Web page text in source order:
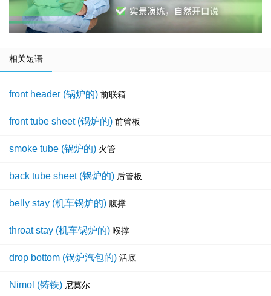
相关短语
front header (锅炉的) 前联箱
front tube sheet (锅炉的) 前管板
smoke tube (锅炉的) 火管
back tube sheet (锅炉的) 后管板
belly stay (机车锅炉的) 腹撑
throat stay (机车锅炉的) 喉撑
drop bottom (锅炉汽包的) 活底
Nimol (铸铁) 尼莫尔